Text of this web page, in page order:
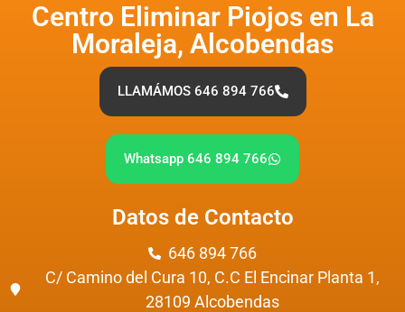
Centro Eliminar Piojos en La
Moraleja, Alcobendas
LLAMÁMOS 646 894 766
Whatsapp 646 894 766
Datos de Contacto
646 894 766
C/ Camino del Cura 10, C.C El Encinar Planta 1,
28109 Alcobendas